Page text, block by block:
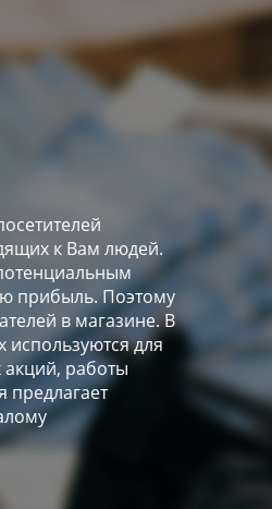
к Вам людей.
прибыль. Поэтому
в магазине. В
для
работы
предлагает